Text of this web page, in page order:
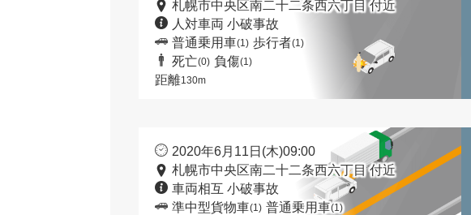
札幌市中央区南二十二条西六丁目 付近
人対車両 小破事故
普通乗用車(1) 歩行者(1)
死亡(0) 負傷(1)
距離130m
2020年6月11日(木)09:00
札幌市中央区南二十二条西六丁目 付近
車両相互 小破事故
準中型貨物車(1) 普通乗用車(1)